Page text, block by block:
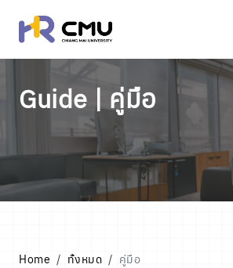
Guide | คู่มือ
Home ทั้งหมด คู่มือ